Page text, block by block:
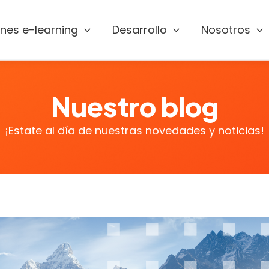
e-learning Desarrollo Nosotros
Nuestro blog
¡Estate al día de nuestras novedades y noticias!